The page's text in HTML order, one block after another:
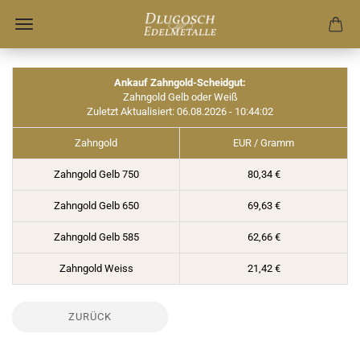
Ankauf Zahngold-Scheidgut:
Zahngold Gelb oder Weiß
Zuletzt Aktualisiert: 06.08.2026 - 10:44:02
Zahngold EUR / Gramm
Zahngold Gelb 750 80,34 €
Zahngold Gelb 650 69,63 €
Zahngold Gelb 585 62,66 €
Zahngold Weiss 21,42 €
ZURÜCK